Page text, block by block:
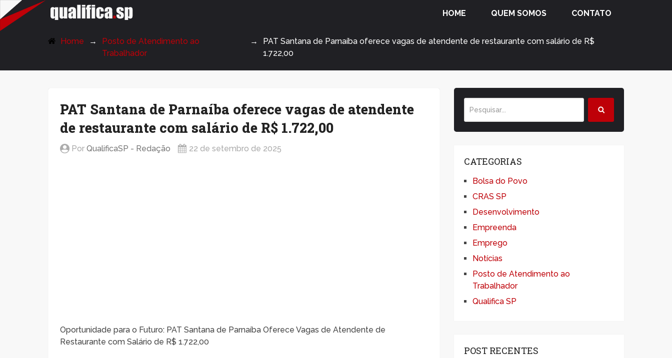
QualificaSP.com HOME QUEM SOMOS CONTATO
Home
Posto de Atendimento ao
Trabalhador
PAT Santana de Parnaíba oferece vagas de atendente de restaurante com salário de R$
1.722,00
PAT Santana de Parnaíba oferece vagas de atendente
de restaurante com salário de R$ 1.722,00
PorQualificaSP - Redação 22 de setembro de 2025
Oportunidade para o Futuro: PAT Santana de Parnaíba Oferece Vagas de Atendente de
Restaurante com Salário de R$ 1.722,00
CATEGORIAS
Bolsa do Povo
CRAS SP
Desenvolvimento
Empreenda
Emprego
Notícias
Posto de Atendimento ao
Trabalhador
Qualifica SP
POST RECENTES